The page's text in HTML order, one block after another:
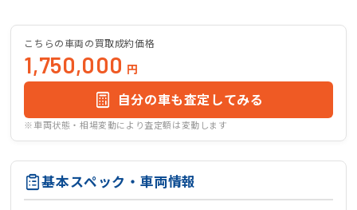
こちらの車両の買取成約価格
1,750,000 円
自分の車も査定してみる
※車両状態・相場変動により査定額は変動します
基本スペック・車両情報